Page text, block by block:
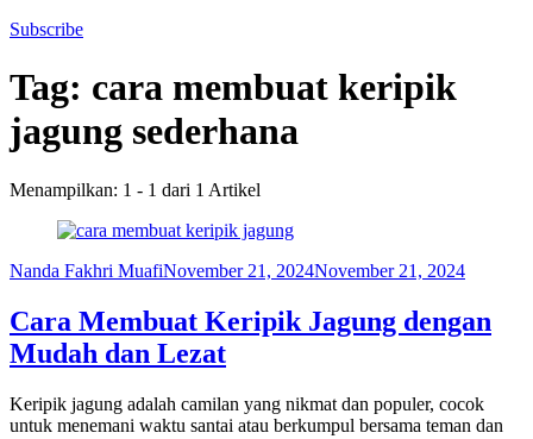
Subscribe
Tag: cara membuat keripik
jagung sederhana
Menampilkan: 1 - 1 dari 1 Artikel
Nanda Fakhri MuafiNovember 21, 2024November 21, 2024
Cara Membuat Keripik Jagung dengan
Mudah dan Lezat
Keripik jagung adalah camilan yang nikmat dan populer, cocok
untuk menemani waktu santai atau berkumpul bersama teman dan